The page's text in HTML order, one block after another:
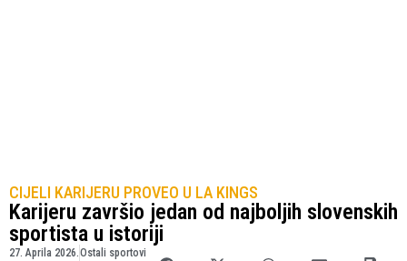
CIJELI KARIJERU PROVEO U LA KINGS
Karijeru završio jedan od najboljih slovenskih
sportista u istoriji
27. Aprila 2026.Ostali sportovi